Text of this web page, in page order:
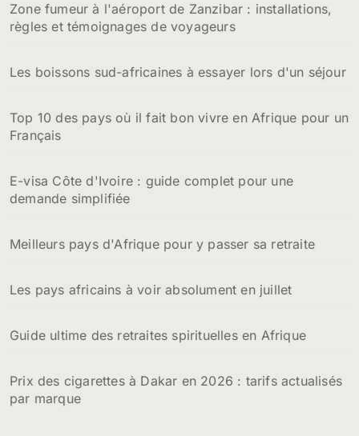
Zone fumeur à l'aéroport de Zanzibar : installations,
règles et témoignages de voyageurs
Les boissons sud-africaines à essayer lors d'un séjour
Top 10 des pays où il fait bon vivre en Afrique pour un
Français
E-visa Côte d'Ivoire : guide complet pour une
demande simplifiée
Meilleurs pays d'Afrique pour y passer sa retraite
Les pays africains à voir absolument en juillet
Guide ultime des retraites spirituelles en Afrique
Prix des cigarettes à Dakar en 2026 : tarifs actualisés
par marque